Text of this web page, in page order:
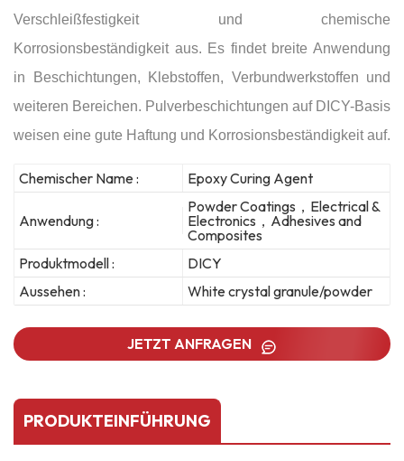
Verschleißfestigkeit und chemische
Korrosionsbeständigkeit aus. Es findet breite Anwendung
in Beschichtungen, Klebstoffen, Verbundwerkstoffen und
weiteren Bereichen. Pulverbeschichtungen auf DICY-Basis
weisen eine gute Haftung und Korrosionsbeständigkeit auf.
Chemischer Name : Epoxy Curing Agent
Anwendung :
Powder Coatings，Electrical &
Electronics，Adhesives and
Composites
Produktmodell :
DICY
Aussehen :
White crystal granule/powder
JETZT ANFRAGEN
PRODUKTEINFÜHRUNG